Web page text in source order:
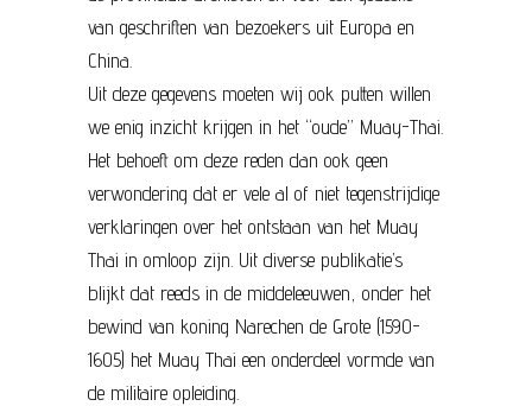
van geschriften van bezoekers uit Europa en
China.
Uit deze gegevens moeten wij ook putten willen
we enig inzicht krijgen in het “oude” Muay-Thai.
Het behoeft om deze reden dan ook geen
verwondering dat er vele al of niet tegenstrijdige
verklaringen over het ontstaan van het Muay
Thai in omloop zijn. Uit diverse publikatie’s
blijkt dat reeds in de middeleeuwen, onder het
bewind van koning Narechen de Grote (1590-
1605) het Muay Thai een onderdeel vormde van
de militaire opleiding.